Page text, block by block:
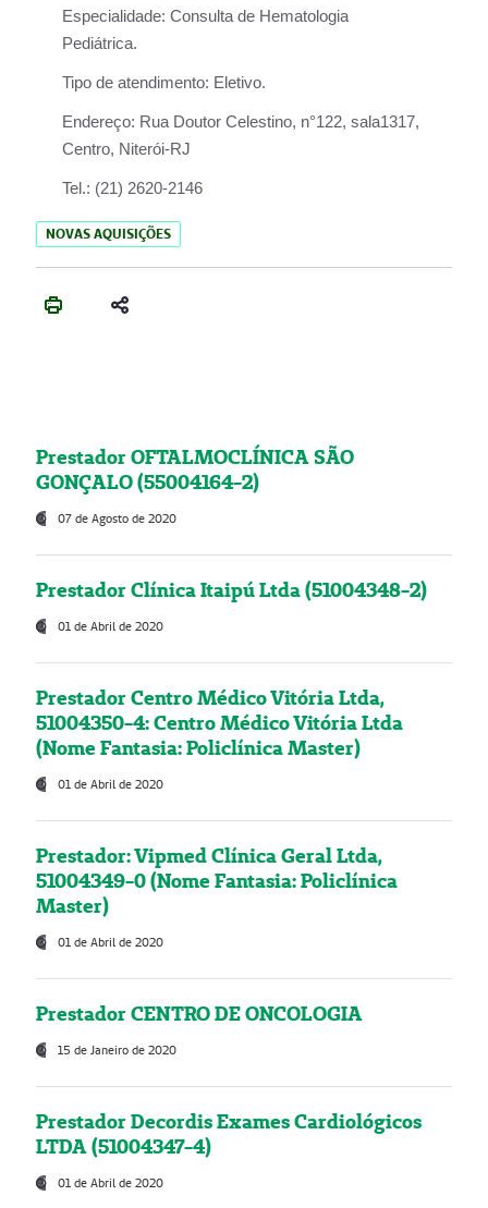
Especialidade: Consulta de Hematologia
Pediátrica.
Tipo de atendimento: Eletivo.
Endereço: Rua Doutor Celestino, n°122, sala1317,
Centro, Niterói-RJ
Tel.: (21) 2620-2146
NOVAS AQUISIÇÕES
Prestador OFTALMOCLÍNICA SÃO
GONÇALO (55004164-2)
07 de Agosto de 2020
Prestador Clínica Itaipú Ltda (51004348-2)
01 de Abril de 2020
Prestador Centro Médico Vitória Ltda,
51004350-4: Centro Médico Vitória Ltda
(Nome Fantasia: Policlínica Master)
01 de Abril de 2020
Prestador: Vipmed Clínica Geral Ltda,
51004349-0 (Nome Fantasia: Policlínica
Master)
01 de Abril de 2020
Prestador CENTRO DE ONCOLOGIA
15 de Janeiro de 2020
Prestador Decordis Exames Cardiológicos
LTDA (51004347-4)
01 de Abril de 2020